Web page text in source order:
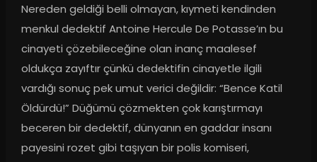
Nereden geldiği belli olmayan, kıymeti kendinden
menkul dedektif Antoine Hercule De Potasse’ın bu
cinayeti çözebileceğine olan inanç maalesef
oldukça zayıftır çünkü dedektifin cinayetle ilgili
vardığı sonuç pek umut verici değildir: “Bence Katil
Öldürdü!” Düğümü çözmekten çok karıştırmayı
beceren bir dedektif, dünyanın en gaddar insanı
payesini rozet gibi taşıyan bir polis komiseri,